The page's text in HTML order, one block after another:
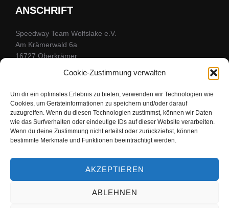
Cookie-Zustimmung verwalten
Um dir ein optimales Erlebnis zu bieten, verwenden wir Technologien wie
Cookies, um Geräteinformationen zu speichern und/oder darauf
zuzugreifen. Wenn du diesen Technologien zustimmst, können wir Daten
wie das Surfverhalten oder eindeutige IDs auf dieser Website verarbeiten.
Wenn du deine Zustimmung nicht erteilst oder zurückziehst, können
bestimmte Merkmale und Funktionen beeinträchtigt werden.
AKZEPTIEREN
ABLEHNEN
ANSCHRIFT
Speedway Team Wolfslake e.V.
Am Krämerwald 6a
16727 Oberkrämer
FOLGE UNS
Bleibe mit uns in Kontakt
facebookyoutubeinstagram